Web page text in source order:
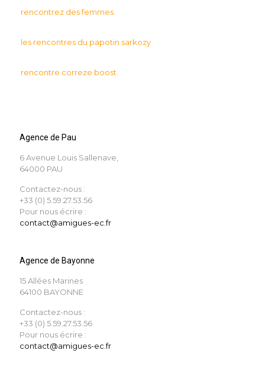
rencontrez des femmes
les rencontres du papotin sarkozy
rencontre correze boost
Agence de Pau
6 Avenue Louis Sallenave,
64000 PAU
Contactez-nous :
+33 (0) 5.59.27.53.56
Pour nous écrire :
contact@amigues-ec.fr
Agence de Bayonne
15 Allées Marines
64100 BAYONNE
Contactez-nous :
+33 (0) 5.59.27.53.56
Pour nous écrire :
contact@amigues-ec.fr